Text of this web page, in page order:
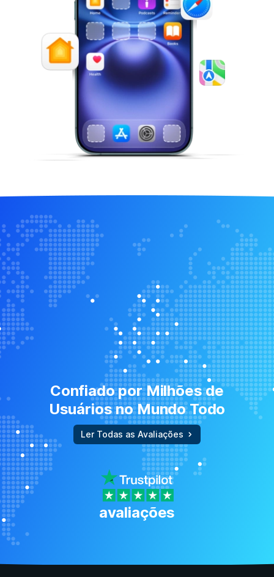
Confiado por Milhões de
Usuários no Mundo Todo
Ler Todas as Avaliações
avaliações